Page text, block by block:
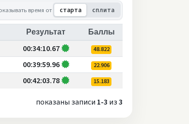
время от старта сплита
Результат Баллы
00:34:10.67 48.822
00:39:59.96 22.906
00:42:03.78 15.183
показаны записи 1-3 из3